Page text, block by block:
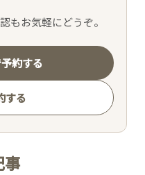
もお気軽にどうぞ。
約する
する
事